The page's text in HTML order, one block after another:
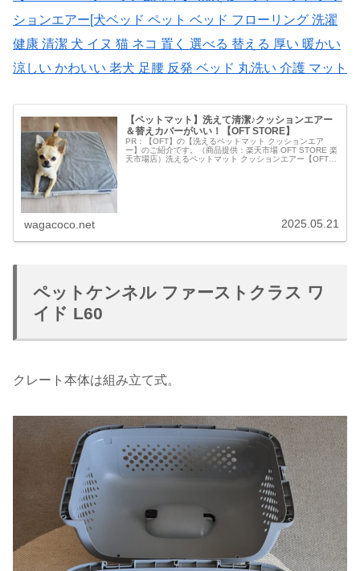
ションエアー[犬ベッド ペット ベッド フローリング 洗濯
健康 清潔 犬 イヌ 猫 ネコ 置く 選べる 替える 厚い 暖かい
涼しい かわいい 老犬 足腰 反発 ベッド 丸洗い 介護 マット
【ペットマット】洗えて清潔♪クッションエアー
＆替えカバーがいい！【OFT STORE】
PR：【OFT】の【洗えるペットマット クッションエア
ー】のご紹介です。（商品提供：楽天市場 OFT STORE 楽
天市場店）洗えるペットマット クッションエアー【OFT
wagacoco.net 2025.05.21
ペットケンネル ファーストクラス ワ
イド L60
クレート本体は組み立て式。